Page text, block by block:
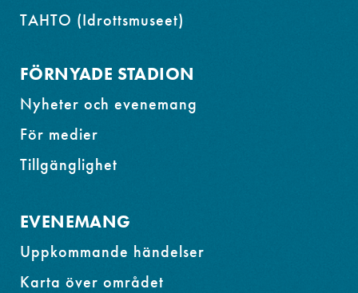
TAHTO (Idrottsmuseet)
FÖRNYADE STADION
Nyheter och evenemang
För medier
Tillgänglighet
EVENEMANG
Uppkommande händelser
Karta över området